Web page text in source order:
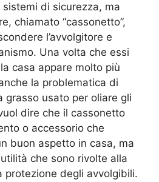
di sicurezza, ma
chiamato “cassonetto”,
l’avvolgitore e
Una volta che essi
casa appare molto più
la problematica di
grasso usato per oliare gli
dire che il cassonetto
o accessorio che
buon aspetto in casa, ma
che sono rivolte alla
protezione degli avvolgibili.